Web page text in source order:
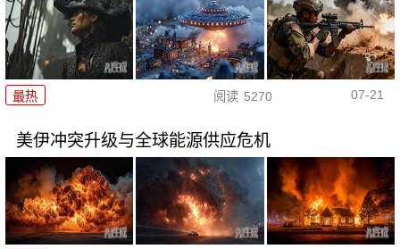
最热 阅读 5270 07-21
美伊冲突升级与全球能源供应危机